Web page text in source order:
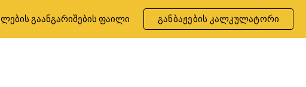
main content Skip to navigation
გაანგარიშების ფაილი განბაჟების კალკულატორი